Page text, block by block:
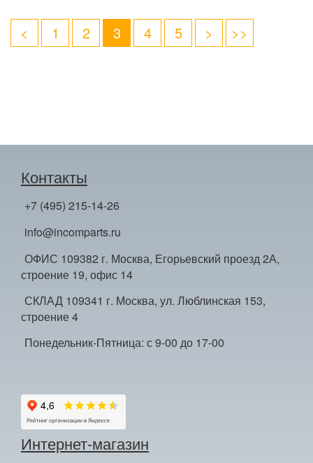
< 1 2 3 4 5 > >>
Контакты
+7 (495) 215-14-26
info@incomparts.ru
ОФИС 109382 г. Москва, Егорьевский проезд 2А,
строение 19, офис 14
СКЛАД 109341 г. Москва, ул. Люблинская 153,
строение 4
Понедельник-Пятница: с 9-00 до 17-00
Интернет-магазин